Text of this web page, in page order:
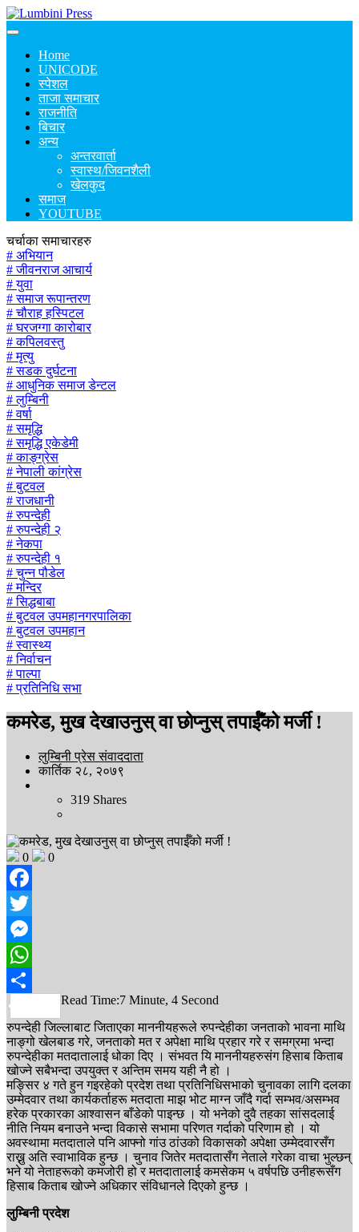
Home
UNICODE
स्पेशल
ताजा समाचार
राजनीति
बिचार
अन्य
अन्तरवार्ता
स्वास्थ/जिवनशैली
खेलकुद
समाज
YOUTUBE
चर्चाका समाचारहरु
# अभियान
# जीवनराज आचार्य
# युवा
# समाज रूपान्तरण
# चौराह हस्पिटल
# घरजग्गा कारोबार
# कपिलवस्तु
# मृत्यु
# सडक दुर्घटना
# आधुनिक समाज डेन्टल
# लुम्बिनी
# वर्षा
# समृद्धि
# समृद्धि एकेडेमी
# काङ्ग्रेस
# नेपाली कांग्रेस
# बुटवल
# राजधानी
# रुपन्देही
# रुपन्देही २
# नेकपा
# रुपन्देही १
# चुन्न पौडेल
# मन्दिर
# सिद्धबाबा
# बुटवल उपमहानगरपालिका
# बुटवल उपमहान
# स्वास्थ्य
# निर्वाचन
# पाल्पा
# प्रतिनिधि सभा
कमरेड, मुख देखाउनुस् वा छोप्नुस् तपाईँको मर्जी !
लुम्बिनी प्रेस संवाददाता
कार्तिक २८, २०७९
319 Shares
0 0
Facebook
Twitter
Messenger
WhatsApp
Share
Read Time:7 Minute, 4 Second
रुपन्देही जिल्लाबाट जिताएका माननीयहरूले रुपन्देहीका जनताको भावना माथि
नाङ्गो खेलबाड गरे, जनताको मत र अपेक्षा माथि प्रहार गरे र समग्रमा भन्दा
रुपन्देहीका मतदातालाई धोका दिए । संभवत यि माननीयहरुसंग हिसाब किताब
खोज्ने सबैभन्दा उपयुक्त र अन्तिम समय यही नै हो ।
मङ्सिर ४ गते हुन गइरहेको प्रदेश तथा प्रतिनिधिसभाको चुनावका लागि दलका
उम्मेदवार तथा कार्यकर्ताहरू मतदाता माझ भोट माग्न जाँदै गर्दा सम्भव/असम्भव
हरेक प्रकारका आश्वासन बाँडेको पाइन्छ । यो भनेको दुवै तहका सांसदलाई
नीति नियम बनाउने भन्दा विकासे सभामा परिणत गर्दाको परिणाम हो । यो
अवस्थामा मतदाताले पनि आफ्नो गांउ ठांउको विकासको अपेक्षा उम्मेदवारसँग
राख्नु अति स्वाभाविक हुन्छ । चुनाव जितेर मतदातासँग नेताले गरेका वाचा भुल्छन्
भने यो नेताहरूको कमजोरी हो र मतदातालाई कमसेकम ५ वर्षपछि उनीहरूसँग
हिसाब किताब खोज्ने अधिकार संविधानले दिएको हुन्छ ।
लुम्बिनी प्रदेश